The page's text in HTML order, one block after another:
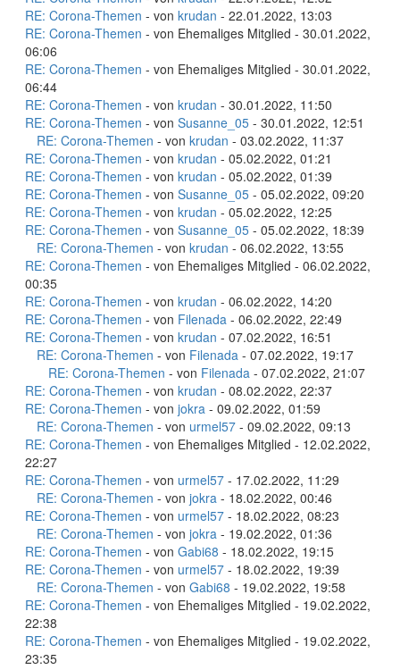
RE: Corona-Themen - von krudan - 22.01.2022, 13:03
RE: Corona-Themen - von Ehemaliges Mitglied - 30.01.2022,
06:06
RE: Corona-Themen - von Ehemaliges Mitglied - 30.01.2022,
06:44
RE: Corona-Themen - von krudan - 30.01.2022, 11:50
RE: Corona-Themen - von Susanne_05 - 30.01.2022, 12:51
RE: Corona-Themen - von krudan - 03.02.2022, 11:37
RE: Corona-Themen - von krudan - 05.02.2022, 01:21
RE: Corona-Themen - von krudan - 05.02.2022, 01:39
RE: Corona-Themen - von Susanne_05 - 05.02.2022, 09:20
RE: Corona-Themen - von krudan - 05.02.2022, 12:25
RE: Corona-Themen - von Susanne_05 - 05.02.2022, 18:39
RE: Corona-Themen - von krudan - 06.02.2022, 13:55
RE: Corona-Themen - von Ehemaliges Mitglied - 06.02.2022,
00:35
RE: Corona-Themen - von krudan - 06.02.2022, 14:20
RE: Corona-Themen - von Filenada - 06.02.2022, 22:49
RE: Corona-Themen - von krudan - 07.02.2022, 16:51
RE: Corona-Themen - von Filenada - 07.02.2022, 19:17
RE: Corona-Themen - von Filenada - 07.02.2022, 21:07
RE: Corona-Themen - von krudan - 08.02.2022, 22:37
RE: Corona-Themen - von jokra - 09.02.2022, 01:59
RE: Corona-Themen - von urmel57 - 09.02.2022, 09:13
RE: Corona-Themen - von Ehemaliges Mitglied - 12.02.2022,
22:27
RE: Corona-Themen - von urmel57 - 17.02.2022, 11:29
RE: Corona-Themen - von jokra - 18.02.2022, 00:46
RE: Corona-Themen - von urmel57 - 18.02.2022, 08:23
RE: Corona-Themen - von jokra - 19.02.2022, 01:36
RE: Corona-Themen - von Gabi68 - 18.02.2022, 19:15
RE: Corona-Themen - von urmel57 - 18.02.2022, 19:39
RE: Corona-Themen - von Gabi68 - 19.02.2022, 19:58
RE: Corona-Themen - von Ehemaliges Mitglied - 19.02.2022,
22:38
RE: Corona-Themen - von Ehemaliges Mitglied - 19.02.2022,
23:35